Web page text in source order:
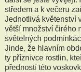
středem a k večeru
Jednotlivá květenství
větší množství čirého
světelných
Jinde, že hlavním
ty příznivce rostlin,
předností této